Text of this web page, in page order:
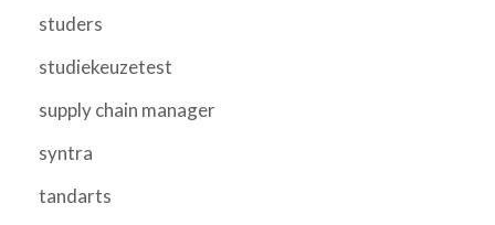
studers
studiekeuzetest
supply chain manager
syntra
tandarts